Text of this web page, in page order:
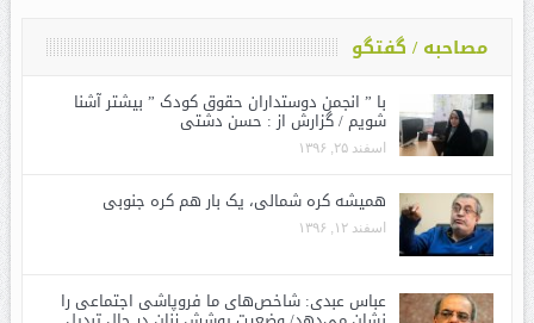
مصاحبه / گفتگو
با ” انجمن دوستداران حقوق کودک ” بیشتر آشنا
شویم / گزارش از : حسن دشتی
اسفند ۲۵, ۱۳۹۶
همیشه کره شمالی، یک بار هم کره جنوبی
اسفند ۱۲, ۱۳۹۶
عباس عبدی: شاخص‌های ما فروپاشی اجتماعی را